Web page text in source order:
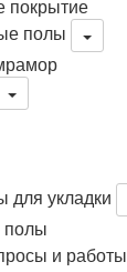
покрытие
полы
для укладки
и работы